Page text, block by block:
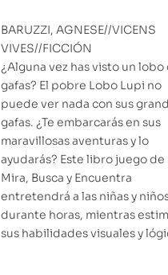
BARUZZI, AGNESE//VICENS
VIVES//FICCIÓN
¿Alguna vez has visto un lobo
gafas? El pobre Lobo Lupi no
puede ver nada con sus
gafas. ¿Te embarcarás en sus
maravillosas aventuras y lo
ayudarás? Este libro juego de
Mira, Busca y Encuentra
entretendrá a las niñas y
durante horas, mientras
sus habilidades visuales y